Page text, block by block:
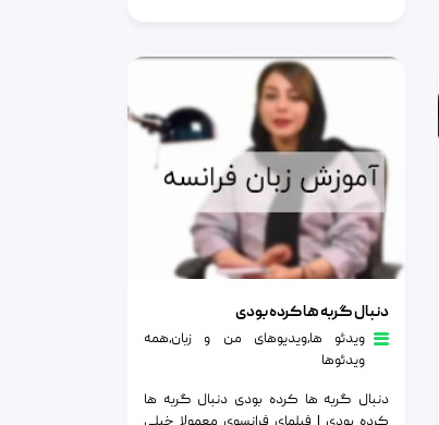
دنبال گربه ها کرده بودی
ویدئو ها٫ویدیوهای من و زبان٫همه
ویدئوها
دنبال گربه ها کرده بودی دنبال گربه ها